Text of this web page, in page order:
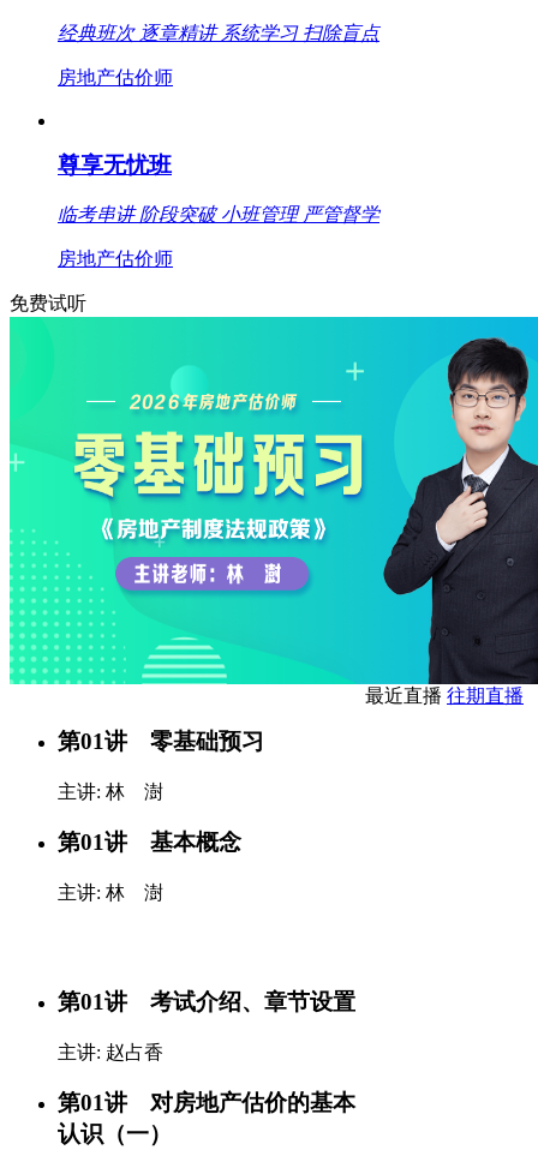
经典班次 逐章精讲 系统学习 扫除盲点
房地产估价师
尊享无忧班
临考串讲 阶段突破 小班管理 严管督学
房地产估价师
免费试听
第01讲 零基础预习
主讲: 林 澍
第01讲 基本概念
主讲: 林 澍
第01讲 考试介绍、章节设置
主讲: 赵占香
第01讲 对房地产估价的基本
认识（一）
最近直播 往期直播